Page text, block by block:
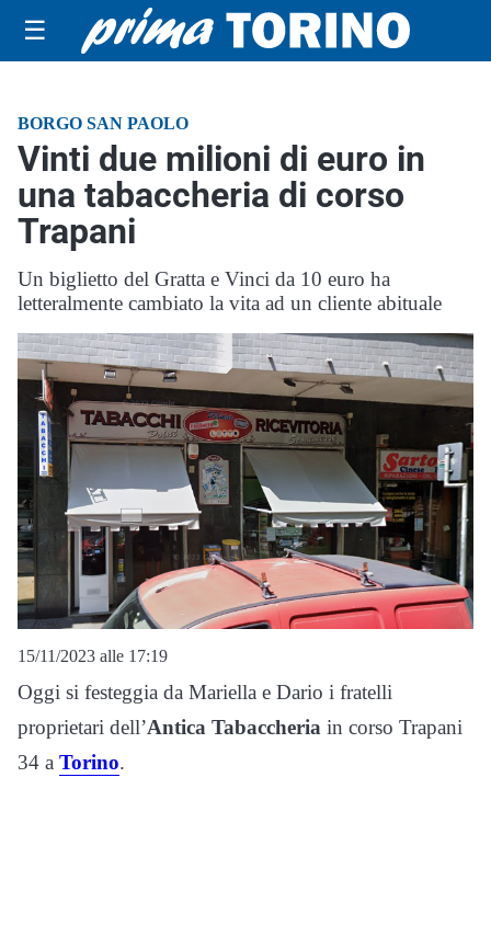
☰
BORGO SAN PAOLO
Vinti due milioni di euro in
una tabaccheria di corso
Trapani
Un biglietto del Gratta e Vinci da 10 euro ha
letteralmente cambiato la vita ad un cliente abituale
15/11/2023 alle 17:19
Oggi si festeggia da Mariella e Dario i fratelli
proprietari dell’Antica Tabaccheria in corso Trapani
34 a Torino.